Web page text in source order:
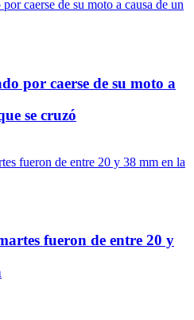
por caerse de su moto a
se cruzó
fueron de entre 20 y